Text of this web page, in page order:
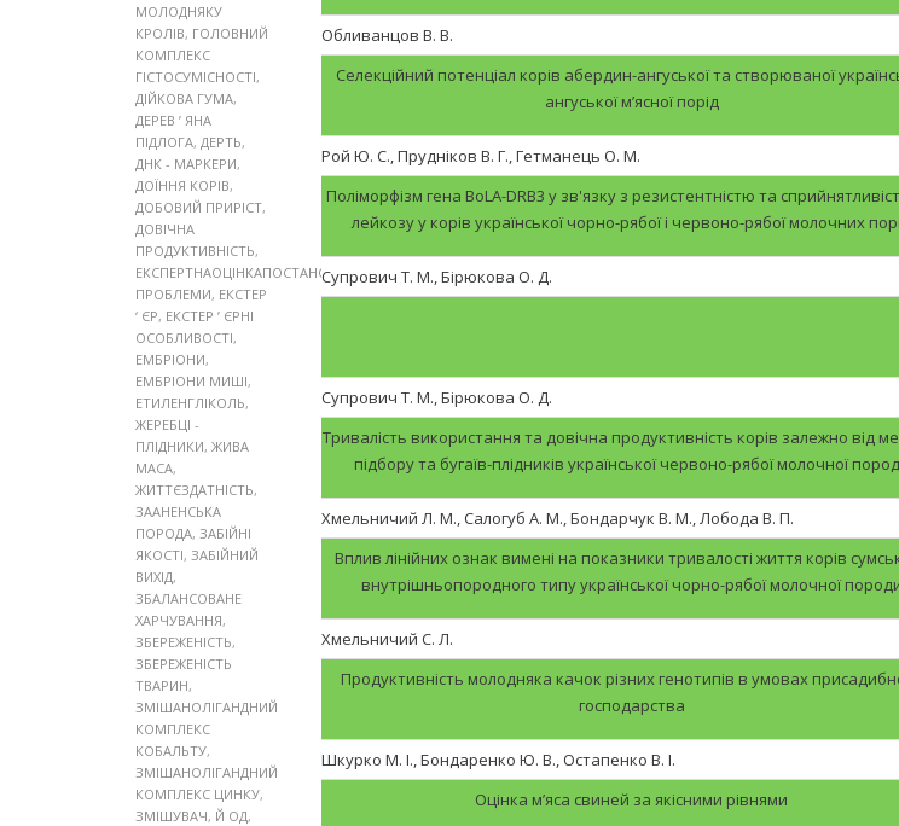
МОЛОДНЯКУ
КРОЛІВ, ГОЛОВНИЙ
КОМПЛЕКС
ГІСТОСУМІСНОСТІ,
ДІЙКОВА ГУМА,
ДЕРЕВ ’ ЯНА
ПІДЛОГА, ДЕРТЬ,
ДНК - МАРКЕРИ,
ДОЇННЯ КОРІВ,
ДОБОВИЙ ПРИРІСТ,
ДОВІЧНА
ПРОДУКТИВНІСТЬ,
ЕКСПЕРТНАОЦІНКАПОСТАНОВКА
ПРОБЛЕМИ, ЕКСТЕР
‘ ЄР, ЕКСТЕР ’ ЄРНІ
ОСОБЛИВОСТІ,
ЕМБРІОНИ,
ЕМБРІОНИ МИШІ,
ЕТИЛЕНГЛІКОЛЬ,
ЖЕРЕБЦІ -
ПЛІДНИКИ, ЖИВА
МАСА,
ЖИТТЄЗДАТНІСТЬ,
ЗААНЕНСЬКА
ПОРОДА, ЗАБІЙНІ
ЯКОСТІ, ЗАБІЙНИЙ
ВИХІД,
ЗБАЛАНСОВАНЕ
ХАРЧУВАННЯ,
ЗБЕРЕЖЕНІСТЬ,
ЗБЕРЕЖЕНІСТЬ
ТВАРИН,
ЗМІШАНОЛІГАНДНИЙ
КОМПЛЕКС
КОБАЛЬТУ,
ЗМІШАНОЛІГАНДНИЙ
КОМПЛЕКС ЦИНКУ,
ЗМІШУВАЧ, Й ОД,
Обливанцов В. В.
Селекційний потенціал корів абердин-ангуської та створюваної
ангуської м’ясної порід
Рой Ю. С., Прудніков В. Г., Гетманець О. М.
Поліморфізм гена BoLA-DRB3 у зв'язку з резистентністю та
лейкозу у корів української чорно-рябої і червоно-рябої молочних
Супрович Т. М., Бірюкова О. Д.
Супрович Т. М., Бірюкова О. Д.
Тривалість використання та довічна продуктивність корів залежно від
підбору та бугаїв-плідників української червоно-рябої молочної
Хмельничий Л. М., Салогуб А. М., Бондарчук В. М., Лобода В. П.
Вплив лінійних ознак вимені на показники тривалості життя корів
внутрішньопородного типу української чорно-рябої молочної
Хмельничий С. Л.
Продуктивність молодняка качок різних генотипів в умовах
господарства
Шкурко М. І., Бондаренко Ю. В., Остапенко В. І.
Оцінка м’яса свиней за якісними рівнями